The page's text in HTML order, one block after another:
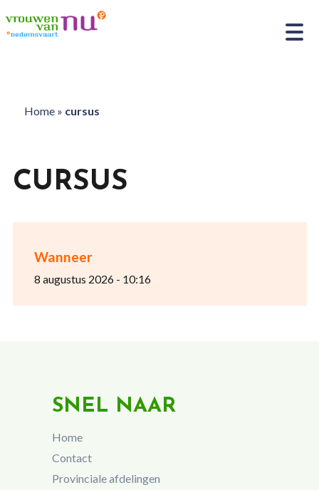
Home» cursus
Wanneer
8 augustus 2026 - 10:16
CURSUS
SNEL NAAR
Home
Contact
Provinciale afdelingen